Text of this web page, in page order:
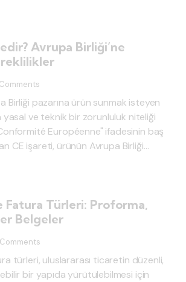
Avrupa Birliği’ne
Comments
Birliği pazarına ürün sunmak isteyen
ve teknik bir zorunluluk niteliği
Européenne" ifadesinin baş
CE işareti, ürünün Avrupa Birliği…
Fatura Türleri: Proforma,
Belgeler
Comments
türleri, uluslararası ticaretin düzenli,
bir yapıda yürütülebilmesi için